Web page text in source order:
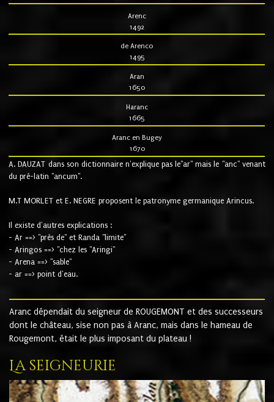
Arenc
1492
de Arenco
1495
Aran
1650
Haranc
1665
Aranc en Bugey
1670
A. DAUZAT dans son dictionnaire n'explique pas le"ar" mais le "anc" venant
du pré-latin "ancum".
M.T MORLET et E. NEGRE proposent le patronyme germanique Arincus.
Il existe d'autres explications :
- Ar ==> "près de" et Randa "limite"
- Aringos ==> "chez les "Aringi"
- Arena ==> "sable"
- ar ==> point d'eau.
Aranc dépendait du seigneur de ROUGEMONT et des successeurs
dont le château, sise non pas à Aranc, mais dans le hameau de
Rougemont, était le plus imposant du plateau !
La seigneurie